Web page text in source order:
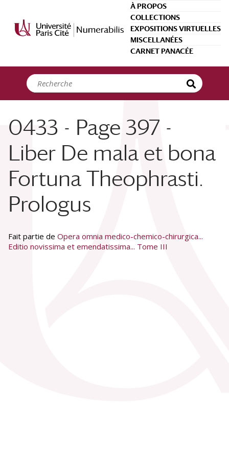
À PROPOS
COLLECTIONS
EXPOSITIONS VIRTUELLES
MISCELLANÉES
CARNET PANACÉE
0433 - Page 397 -
Liber De mala et bona
Fortuna Theophrasti.
Prologus
Fait partie de Opera omnia medico-chemico-chirurgica...
Editio novissima et emendatissima... Tome III